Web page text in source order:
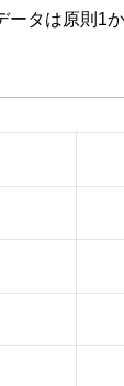
タは原則1